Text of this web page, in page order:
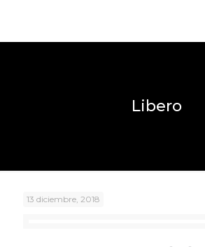
Libero
13 diciembre, 2018